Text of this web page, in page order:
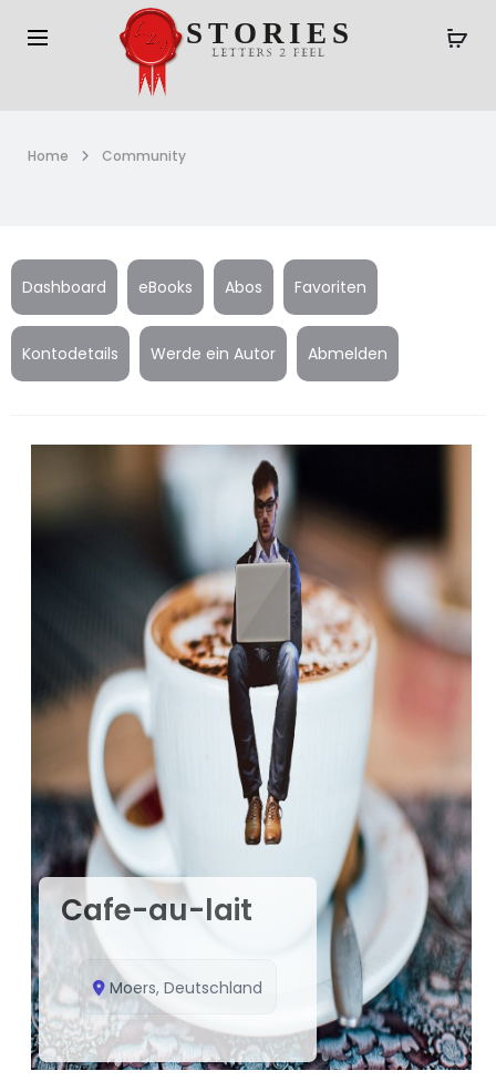
Home Community
Dashboard eBooks Abos Favoriten
Kontodetails Werde ein Autor Abmelden
Cafe-au-lait
Moers, Deutschland